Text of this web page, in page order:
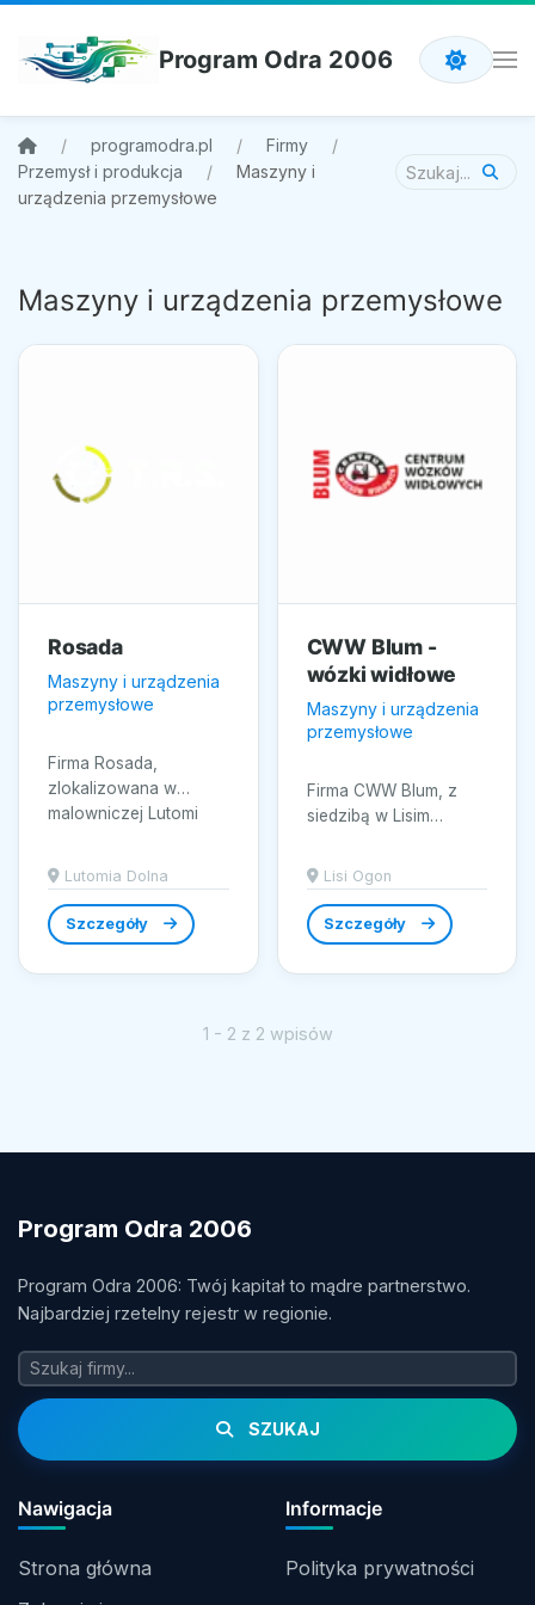
Program Odra 2006
programodra.pl
Firmy
Przemysł i produkcja
Maszyny i
urządzenia przemysłowe
Maszyny i urządzenia przemysłowe
Rosada
Maszyny i urządzenia
przemysłowe
Firma Rosada,
zlokalizowana w
malowniczej Lutomi
usługach...
Lutomia Dolna
Szczegóły
CWW Blum -
wózki widłowe
Maszyny i urządzenia
przemysłowe
Firma CWW Blum, z
siedzibą w Lisim
kompleksowe
rozwiązania w
zakresie wózków
widłowych,...
Lisi Ogon
Szczegóły
1 - 2 z 2 wpisów
Program Odra 2006
Program Odra 2006: Twój kapitał to mądre partnerstwo.
Najbardziej rzetelny rejestr w regionie.
SZUKAJ
Nawigacja
Strona główna
Informacje
Polityka prywatności